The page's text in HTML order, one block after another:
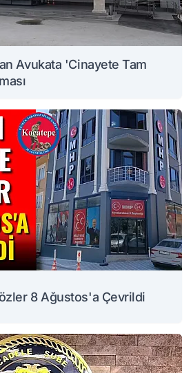
Avukata 'Cinayete Tam
8 Ağustos'a Çevrildi